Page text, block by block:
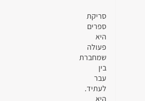
סריקת
ספרים
היא
פעולה
שמחברת
בין
עבר
לעתיד.